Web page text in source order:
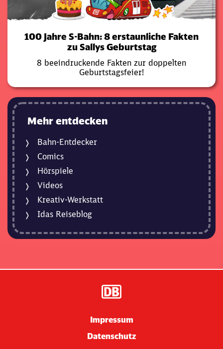
100 Jahre S-Bahn: 8 erstaunliche Fakten
zu Sallys Geburtstag
8 beeindruckende Fakten zur doppelten
Geburtstagsfeier!
Mehr entdecken
Bahn-Entdecker
Comics
Hörspiele
Videos
Kreativ-Werkstatt
Idas Reiseblog
Impressum
Datenschutz